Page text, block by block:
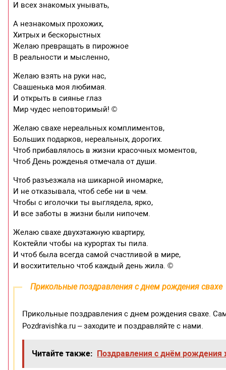
И всех знакомых унывать,
А незнакомых прохожих,
Хитрых и бескорыстных
Желаю превращать в пирожное
В реальности и мысленно,
Желаю взять на руки нас,
Свашенька моя любимая.
И открыть в сиянье глаз
Мир чудес неповторимый! ©
Желаю свахе нереальных комплиментов,
Больших подарков, нереальных, дорогих.
Чтоб прибавлялось в жизни красочных моментов,
Чтоб День рожденья отмечала от души.
Чтоб разъезжала на шикарной иномарке,
И не отказывала, чтоб себе ни в чем.
Чтобы с иголочки ты выглядела, ярко,
И все заботы в жизни были нипочем.
Желаю свахе двухэтажную квартиру,
Коктейли чтобы на курортах ты пила.
И чтоб была всегда самой счастливой в мире,
И восхитительно чтоб каждый день жила. ©
Прикольные поздравления с днем рождения свахе
Прикольные поздравления с днем рождения свахе.
Pozdravishka.ru – заходите и поздравляйте с нами.
Читайте также: Поздравления с днём